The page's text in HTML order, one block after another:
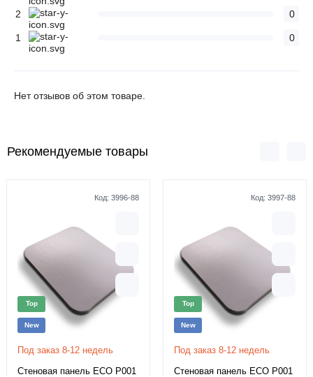
2 0
1 0
Нет отзывов об этом товаре.
Рекомендуемые товары
Код: 3996-88
Top
New
Под заказ 8-12 недель
Стеновая панель ECO P001
Код: 3997-88
Top
New
Под заказ 8-12 недель
Стеновая панель ECO P001